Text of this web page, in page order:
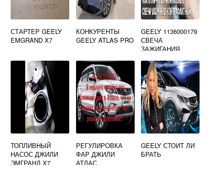
СТАРТЕР GEELY
EMGRAND X7
КОНКУРЕНТЫ
GEELY ATLAS PRO
GEELY 1136000179
СВЕЧА
ЗАЖИГАНИЯ
ТОПЛИВНЫЙ
НАСОС ДЖИЛИ
ЭМГРАНД Х7
РЕГУЛИРОВКА
ФАР ДЖИЛИ
АТЛАС
GEELY СТОИТ ЛИ
БРАТЬ